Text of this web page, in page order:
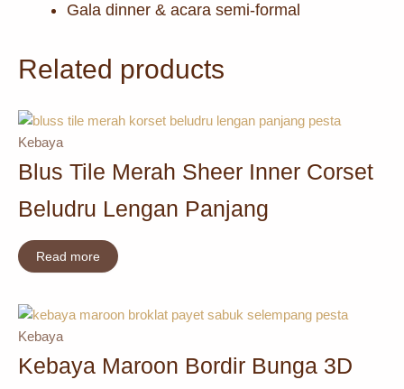
Gala dinner & acara semi-formal
Related products
Kebaya
Blus Tile Merah Sheer Inner Corset
Beludru Lengan Panjang
Read more
Kebaya
Kebaya Maroon Bordir Bunga 3D